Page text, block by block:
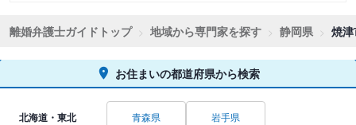
離婚弁護士ガイドトップ 地域から専門家を探す 静岡県 焼
お住まいの都道府県から検索
北海道・東北 青森県 岩手県